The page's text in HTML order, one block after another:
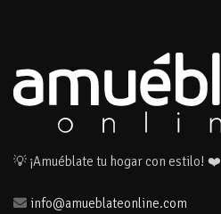
💡 ¡Amuéblate tu hogar con estilo! ❤️
info@amueblateonline.com